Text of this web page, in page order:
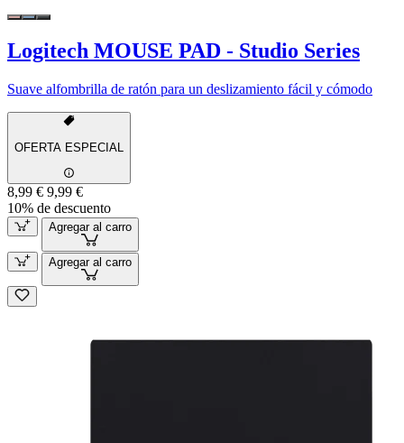
Logitech MOUSE PAD - Studio Series
Suave alfombrilla de ratón para un deslizamiento fácil y cómodo
OFERTA ESPECIAL
8,99 € 9,99 €
10% de descuento
Agregar al carro
Agregar al carro